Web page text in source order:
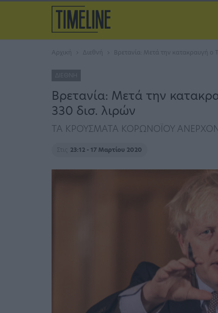
Αρχική Διεθνή Βρετανία: Μετά την κατακραυγή ο
ΔΙΕΘΝΉ
Βρετανία: Μετά την
330 δισ. λιρών
ΤΑ ΚΡΟΥΣΜΑΤΑ ΚΟΡΩΝΟΪΟΥ
Στις 23:12 - 17 Μαρτίου 2020